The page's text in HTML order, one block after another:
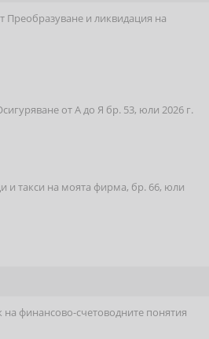
и ликвидация на
от А до Я бр. 53, юли 2026 г.
и такси на моята фирма, бр. 66, юли
финансово-счетоводните понятия